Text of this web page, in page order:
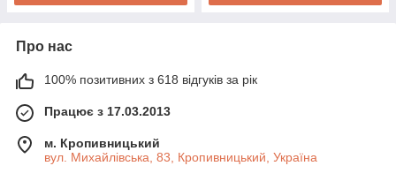
Про нас
100% позитивних з 618 відгуків за рік
Працює з 17.03.2013
м. Кропивницький
вул. Михайлівська, 83, Кропивницький, Україна